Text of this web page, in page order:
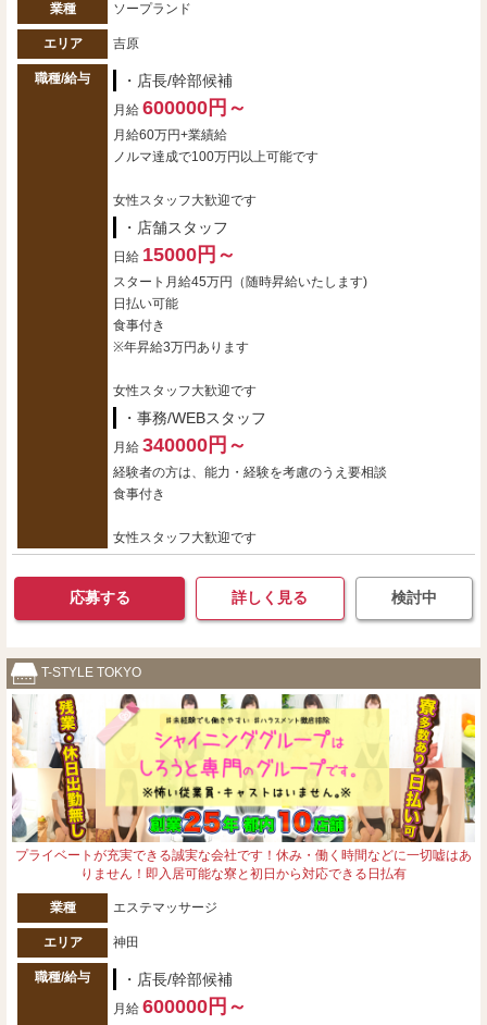
業種 ソープランド
エリア 吉原
職種/給与 ・店長/幹部候補
月給 600000円～
月給60万円+業績給
ノルマ達成で100万円以上可能です
女性スタッフ大歓迎です
・店舗スタッフ
日給 15000円～
スタート月給45万円（随時昇給いたします)
日払い可能
食事付き
※年昇給3万円あります
女性スタッフ大歓迎です
・事務/WEBスタッフ
月給 340000円～
経験者の方は、能力・経験を考慮のうえ要相談
食事付き
女性スタッフ大歓迎です
応募する 詳しく見る 検討中
T-STYLE TOKYO
プライベートが充実できる誠実な会社です！休み・働く時間などに一切嘘はあ
りません！即入居可能な寮と初日から対応できる日払有
業種 エステマッサージ
エリア 神田
職種/給与 ・店長/幹部候補
月給 600000円～